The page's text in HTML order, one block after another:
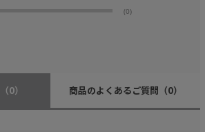
(0)
（0） 商品のよくあるご質問 （0）